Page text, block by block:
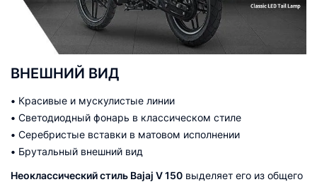
ВНЕШНИЙ ВИД
• Красивые и мускулистые линии
• Светодиодный фонарь в классическом стиле
• Серебристые вставки в матовом исполнении
• Брутальный внешний вид
Неоклассический стиль Bajaj V 150 выделяет его из общего